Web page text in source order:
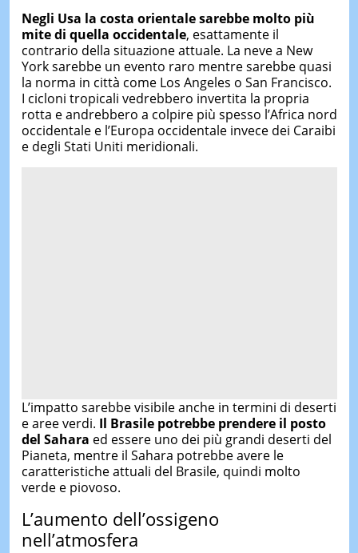
Negli Usa la costa orientale sarebbe molto più
mite di quella occidentale, esattamente il
contrario della situazione attuale. La neve a New
York sarebbe un evento raro mentre sarebbe quasi
la norma in città come Los Angeles o San Francisco.
I cicloni tropicali vedrebbero invertita la propria
rotta e andrebbero a colpire più spesso l’Africa nord
occidentale e l’Europa occidentale invece dei Caraibi
e degli Stati Uniti meridionali.
L’impatto sarebbe visibile anche in termini di deserti
e aree verdi. Il Brasile potrebbe prendere il posto
del Sahara ed essere uno dei più grandi deserti del
Pianeta, mentre il Sahara potrebbe avere le
caratteristiche attuali del Brasile, quindi molto
verde e piovoso.
L’aumento dell’ossigeno
nell’atmosfera